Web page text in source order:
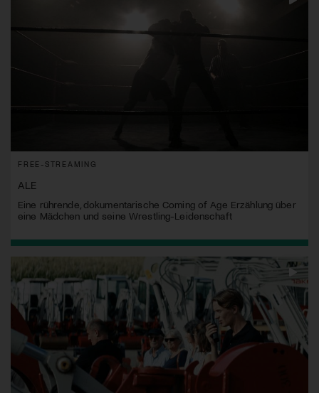
FREE-STREAMING
ALE
Eine rührende, dokumentarische Coming of Age Erzählung über
eine Mädchen und seine Wrestling-Leidenschaft